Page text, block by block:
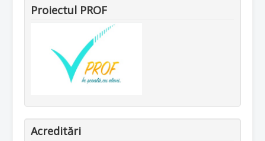
Proiectul PROF
Acreditări